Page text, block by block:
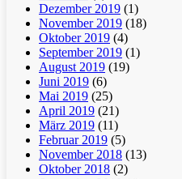
Dezember 2019 (1)
November 2019 (18)
Oktober 2019 (4)
September 2019 (1)
August 2019 (19)
Juni 2019 (6)
Mai 2019 (25)
April 2019 (21)
März 2019 (11)
Februar 2019 (5)
November 2018 (13)
Oktober 2018 (2)